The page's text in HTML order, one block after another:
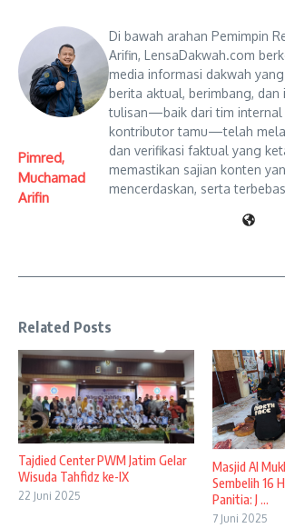
Pimred,
Muchamad
Arifin
Di bawah arahan Pemimpin
Arifin, LensaDakwah.com
media informasi dakwah
berita aktual, berimbang, dan
tulisan—baik dari tim internal
kontributor tamu—telah
dan verifikasi faktual yang
memastikan sajian konten
mencerdaskan, serta
Related Posts
Tajdied Center PWM Jatim Gelar
Wisuda Tahfidz ke-IX
22 Juni 2025
Masjid Al
Sembelih 16
Panitia: J ...
7 Juni 2025